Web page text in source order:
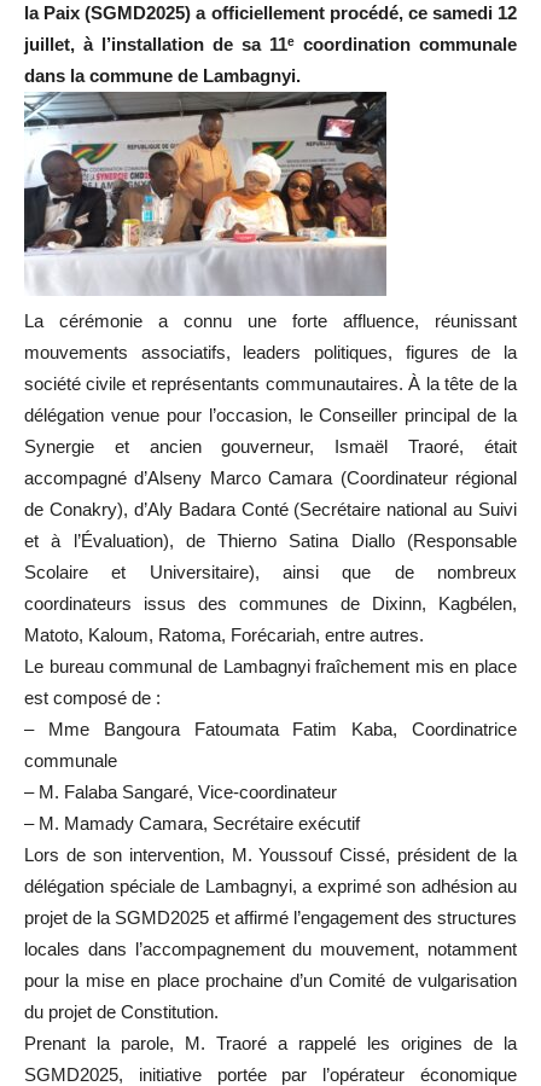
la Paix (SGMD2025) a officiellement procédé, ce samedi 12
juillet, à l’installation de sa 11ᵉ coordination communale
dans la commune de Lambagnyi.
La cérémonie a connu une forte affluence, réunissant
mouvements associatifs, leaders politiques, figures de la
société civile et représentants communautaires. À la tête de la
délégation venue pour l’occasion, le Conseiller principal de la
Synergie et ancien gouverneur, Ismaël Traoré, était
accompagné d’Alseny Marco Camara (Coordinateur régional
de Conakry), d’Aly Badara Conté (Secrétaire national au Suivi
et à l’Évaluation), de Thierno Satina Diallo (Responsable
Scolaire et Universitaire), ainsi que de nombreux
coordinateurs issus des communes de Dixinn, Kagbélen,
Matoto, Kaloum, Ratoma, Forécariah, entre autres.
Le bureau communal de Lambagnyi fraîchement mis en place
est composé de :
– Mme Bangoura Fatoumata Fatim Kaba, Coordinatrice
communale
– M. Falaba Sangaré, Vice-coordinateur
– M. Mamady Camara, Secrétaire exécutif
Lors de son intervention, M. Youssouf Cissé, président de la
délégation spéciale de Lambagnyi, a exprimé son adhésion au
projet de la SGMD2025 et affirmé l’engagement des structures
locales dans l’accompagnement du mouvement, notamment
pour la mise en place prochaine d’un Comité de vulgarisation
du projet de Constitution.
Prenant la parole, M. Traoré a rappelé les origines de la
SGMD2025, initiative portée par l’opérateur économique